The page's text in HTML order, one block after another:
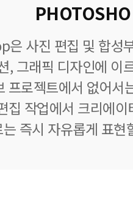
은 사진 편집 및 합성
, 그래픽 디자인에 이
프로젝트에서 없어서
집 작업에서 크리에
즉시 자유롭게 표현